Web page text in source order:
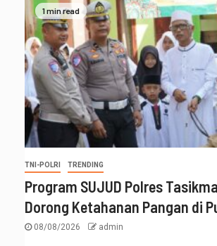
1 min read
TNI-POLRI TRENDING
Program SUJUD Polres
Dorong Ketahanan Pangan di
08/08/2026 admin